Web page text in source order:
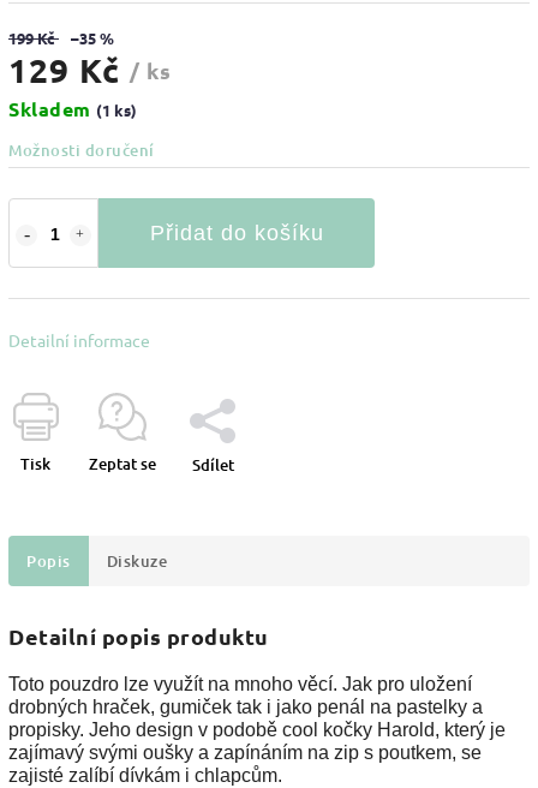
199 Kč –35 %
129 Kč / ks
Skladem (1 ks)
Možnosti doručení
Přidat do košíku
Detailní informace
Tisk Zeptat se Sdílet
Popis Diskuze
Detailní popis produktu
Toto pouzdro lze využít na mnoho věcí. Jak pro uložení
drobných hraček, gumiček tak i jako penál na pastelky a
propisky. Jeho design v podobě cool kočky Harold, který je
zajímavý svými oušky a zapínáním na zip s poutkem, se
zajisté zalíbí dívkám i chlapcům.